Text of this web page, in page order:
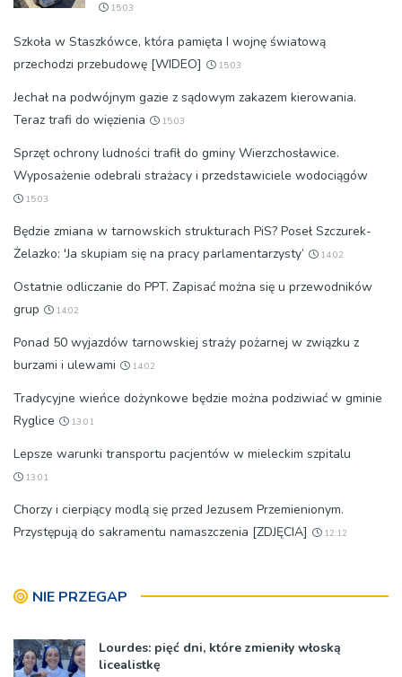
15:03
Szkoła w Staszkówce, która pamięta I wojnę światową
przechodzi przebudowę [WIDEO]
15:03
Jechał na podwójnym gazie z sądowym zakazem kierowania.
Teraz trafi do więzienia
15:03
Sprzęt ochrony ludności trafił do gminy Wierzchosławice.
Wyposażenie odebrali strażacy i przedstawiciele wodociągów
15:03
Będzie zmiana w tarnowskich strukturach PiS? Poseł Szczurek-
Żelazko: 'Ja skupiam się na pracy parlamentarzysty’
14:02
Ostatnie odliczanie do PPT. Zapisać można się u przewodników
grup
14:02
Ponad 50 wyjazdów tarnowskiej straży pożarnej w związku z
burzami i ulewami
14:02
Tradycyjne wieńce dożynkowe będzie można podziwiać w gminie
Ryglice
13:01
Lepsze warunki transportu pacjentów w mieleckim szpitalu
13:01
Chorzy i cierpiący modlą się przed Jezusem Przemienionym.
Przystępują do sakramentu namaszczenia [ZDJĘCIA]
12:12
NIE PRZEGAP
Lourdes: pięć dni, które zmieniły włoską
licealistkę